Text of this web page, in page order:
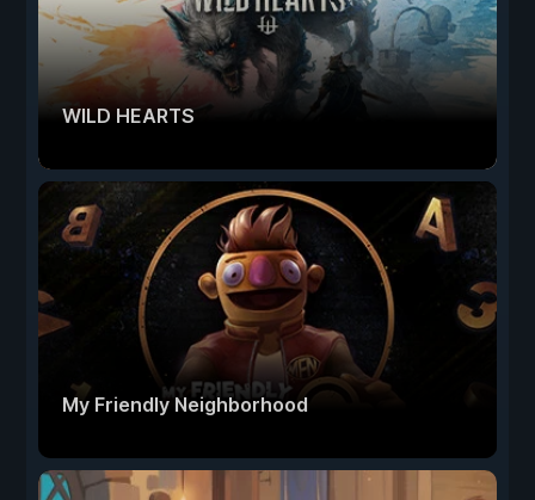
WILD HEARTS
My Friendly Neighborhood